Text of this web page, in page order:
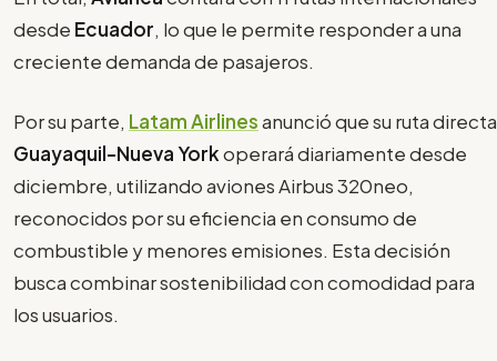
desde Ecuador, lo que le permite responder a una
creciente demanda de pasajeros.
Por su parte, Latam Airlinesanunció que su ruta directa
Guayaquil-Nueva Yorkoperará diariamente desde
diciembre, utilizando aviones Airbus 320neo,
reconocidos por su eficiencia en consumo de
combustible y menores emisiones. Esta decisión
busca combinar sostenibilidad con comodidad para
los usuarios.